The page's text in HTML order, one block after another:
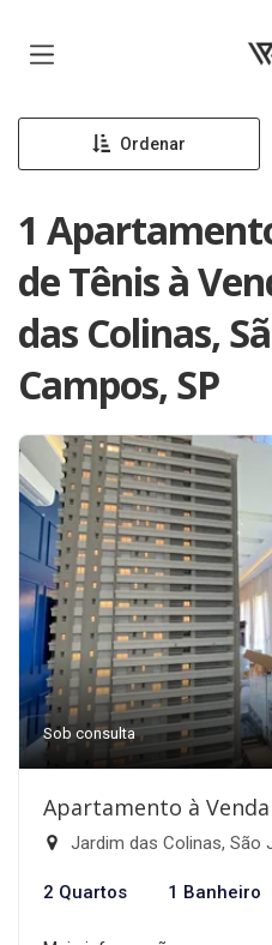
Ordenar
1
de Tênis à
das Colinas,
Campos, SP
Sob consulta
Apartamento à
Jardim das Colinas, São
2 Quartos 1 Banheiro